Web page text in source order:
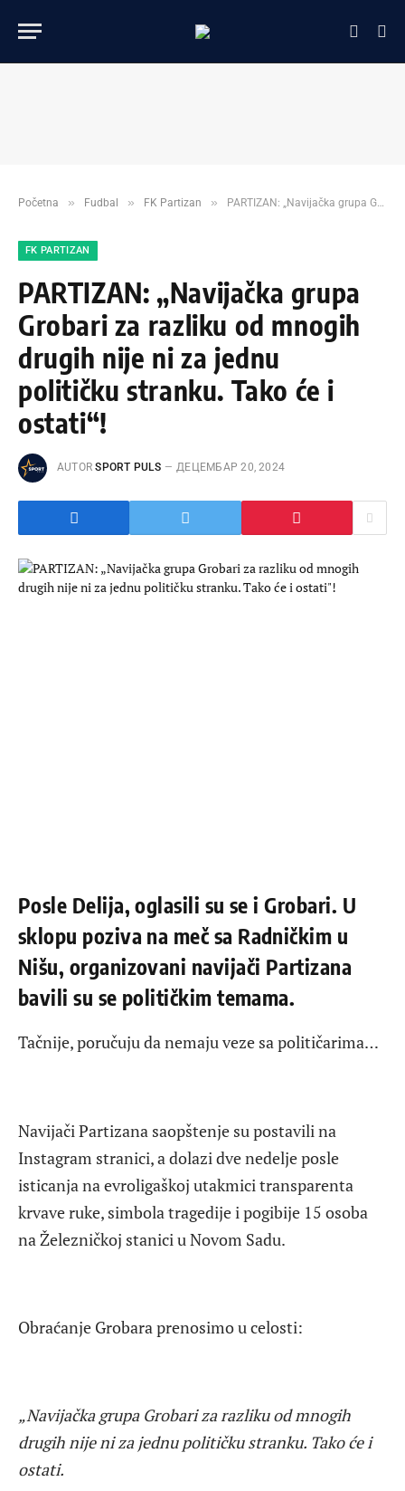
Početna » Fudbal » FK Partizan » PARTIZAN: „Navijačka grupa Grobari za razliku od mnogih drugih nije ni za jednu političku stranku. Tako će i ostati“!
FK PARTIZAN
PARTIZAN: „Navijačka grupa
Grobari za razliku od mnogih
drugih nije ni za jednu
političku stranku. Tako će i
ostati“!
AUTOR SPORT PULS ДЕЦЕМБАР 20, 2024
Posle Delija, oglasili su se i Grobari. U
sklopu poziva na meč sa Radničkim u
Nišu, organizovani navijači Partizana
bavili su se političkim temama.
Tačnije, poručuju da nemaju veze sa političarima…
Navijači Partizana saopštenje su postavili na
Instagram stranici, a dolazi dve nedelje posle
isticanja na evroligaškoj utakmici transparenta
krvave ruke, simbola tragedije i pogibije 15 osoba
na Železničkoj stanici u Novom Sadu.
Obraćanje Grobara prenosimo u celosti:
„Navijačka grupa Grobari za razliku od mnogih
drugih nije ni za jednu političku stranku. Tako će i
ostati.